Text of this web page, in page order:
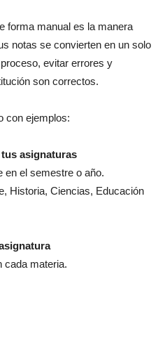
forma manual es la manera
notas se convierten en un solo
evitar errores y
son correctos.
con ejemplos:
asignaturas
en el semestre o año.
Historia, Ciencias, Educación
cada materia.